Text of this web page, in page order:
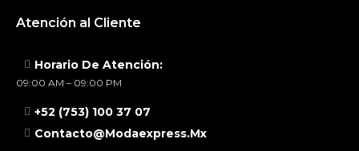
Atención al Cliente
Horario De Atención:
09:00 AM – 09:00 PM
+52 (753) 100 37 07
Contacto@modaexpress.mx